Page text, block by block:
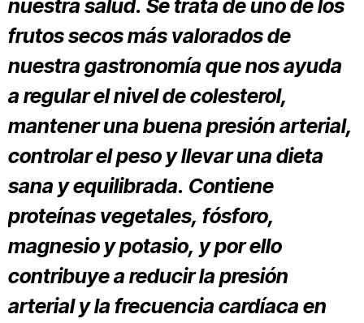
nuestra salud. Se trata de uno de los
frutos secos más valorados de
nuestra gastronomía que nos ayuda
a regular el nivel de colesterol,
mantener una buena presión arterial,
controlar el peso y llevar una dieta
sana y equilibrada. Contiene
proteínas vegetales, fósforo,
magnesio y potasio, y por ello
contribuye a reducir la presión
arterial y la frecuencia cardíaca en